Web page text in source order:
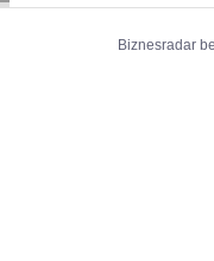
Biznesradar